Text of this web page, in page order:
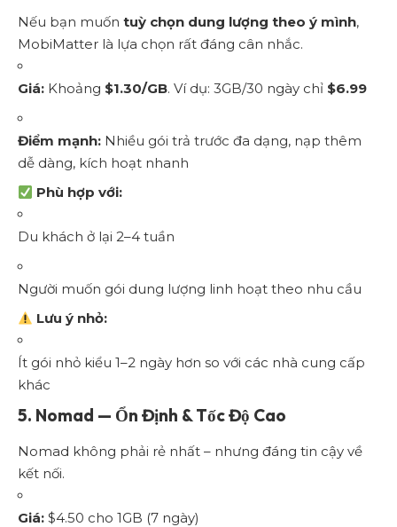
Nếu bạn muốn tuỳ chọn dung lượng theo ý mình,
MobiMatter là lựa chọn rất đáng cân nhắc.
Giá: Khoảng $1.30/GB. Ví dụ: 3GB/30 ngày chỉ $6.99
Điểm mạnh: Nhiều gói trả trước đa dạng, nạp thêm
dễ dàng, kích hoạt nhanh
Phù hợp với:
Du khách ở lại 2–4 tuần
Người muốn gói dung lượng linh hoạt theo nhu cầu
Lưu ý nhỏ:
Ít gói nhỏ kiểu 1–2 ngày hơn so với các nhà cung cấp
khác
5. Nomad — Ổn Định & Tốc Độ Cao
Nomad không phải rẻ nhất – nhưng đáng tin cậy về
kết nối.
Giá: $4.50 cho 1GB (7 ngày)